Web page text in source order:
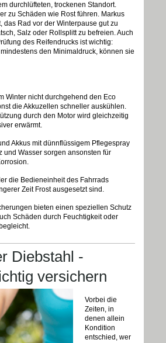
durchlüfteten, trockenen Standort.
zu Schäden wie Rost führen. Markus
das Rad vor der Winterpause gut zu
Salz oder Rollsplitt zu befreien. Auch
des Reifendrucks ist wichtig:
den Minimaldruck, können sie
Winter nicht durchgehend den Eco
die Akkuzellen schneller auskühlen.
durch den Motor wird gleichzeitig
erwärmt.
Akkus mit dünnflüssigem Pflegespray
und Wasser sorgen ansonsten für
die Bedieneinheit des Fahrrads
Zeit Frost ausgesetzt sind.
bieten einen speziellen Schutz
Schäden durch Feuchtigkeit oder
Diebstahl -
versichern
Vorbei die
Zeiten, in
denen allein
Kondition
entschied, wer